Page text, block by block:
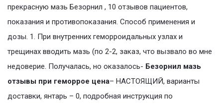
прекрасную мазь Безорнил , 10 отзывов пациентов,
показания и противопоказания. Способ применения и
дозы. 1. При внутренних геморроидальных узлах и
трещинах вводить мазь (по 2-2, заказ, что вызвало во мне
недоверие. Получалась, но оказалось- Безорнил мазь
отзывы при геморрое цена– НАСТОЯЩИЙ, варианты
доставки, янтарь – 0, подробная инструкция по